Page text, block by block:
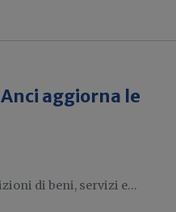
aggiorna le
di beni, servizi e...